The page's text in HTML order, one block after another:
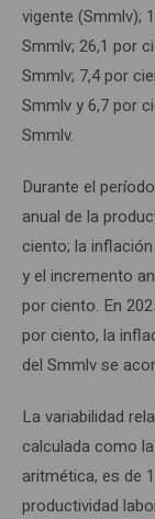
vigente (Smmlv);
Smmlv; 26,1 por
Smmlv; 7,4 por
Smmlv y 6,7 por
Smmlv.
Durante el
anual de la
ciento; la
y el incremento
por ciento. En
por ciento, la
del Smmlv se
La variabilidad
calculada como
aritmética, es de
productividad